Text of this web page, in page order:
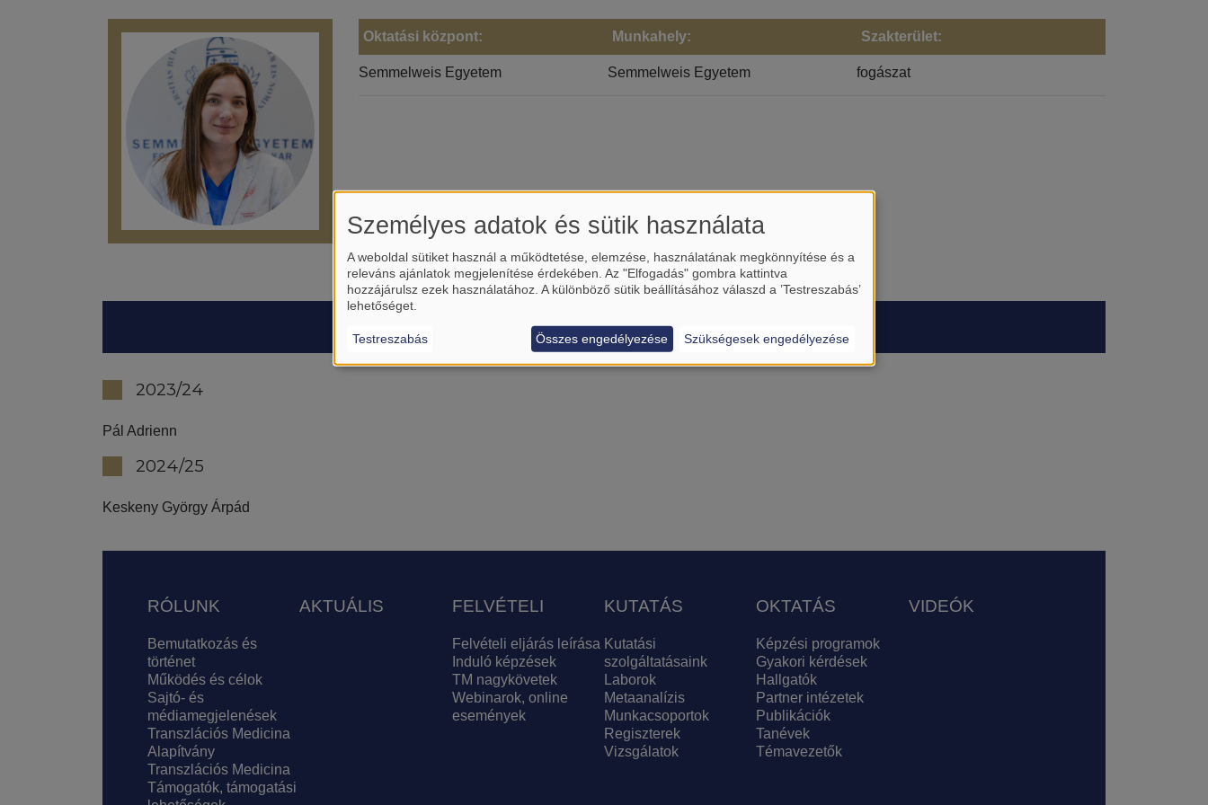
Oktatási központ:
Semmelweis Egyetem
Munkahely:
Semmelweis Egyetem
Szakterület:
fogászat
HALLGATÓK
2023/24
Pál Adrienn
2024/25
Keskeny György Árpád
Lábléc
RÓLUNK
Bemutatkozás és
történet
Működés és célok
Sajtó- és
médiamegjelenések
Transzlációs Medicina
Alapítvány
Transzlációs Medicina
Támogatók, támogatási
AKTUÁLIS FELVÉTELI
Felvételi eljárás leírása
Induló képzések
TM nagykövetek
Webinarok, online
események
KUTATÁS
Kutatási
szolgáltatásaink
Laborok
Metaanalízis
Munkacsoportok
Regiszterek
Vizsgálatok
OKTATÁS
Képzési programok
Gyakori kérdések
Hallgatók
Partner intézetek
Publikációk
Tanévek
Témavezetők
VIDEÓK
Személyes adatok és sütik használata
A weboldal sütiket használ a működtetése, elemzése, használatának megkönnyítése és a
releváns ajánlatok megjelenítése érdekében. Az "Elfogadás" gombra kattintva
hozzájárulsz ezek használatához. A különböző sütik beállításához válaszd a ’Testreszabás’
lehetőséget.
Testreszabás Szükségesek engedélyezése
Összes engedélyezése